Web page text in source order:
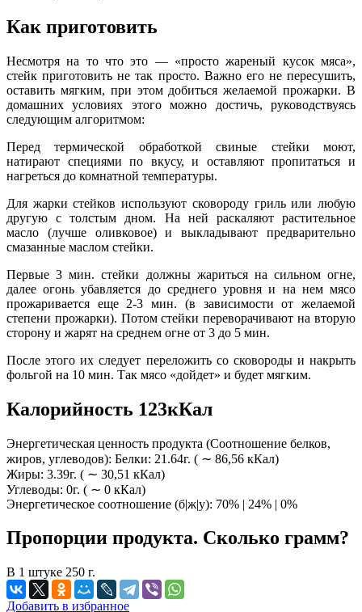
Как приготовить
Несмотря на то что это — «просто жареный кусок мяса»,
стейк приготовить не так просто. Важно его не пересушить,
оставить мягким, при этом добиться желаемой прожарки. В
домашних условиях этого можно достичь, руководствуясь
следующим алгоритмом:
Перед термической обработкой свиные стейки моют,
натирают специями по вкусу, и оставляют пропитаться и
нагреться до комнатной температуры.
Для жарки стейков используют сковороду гриль или любую
другую с толстым дном. На ней раскаляют растительное
масло (лучше оливковое) и выкладывают предварительно
смазанные маслом стейки.
Первые 3 мин. стейки должны жариться на сильном огне,
далее огонь убавляется до среднего уровня и на нем мясо
прожаривается еще 2-3 мин. (в зависимости от желаемой
степени прожарки). Потом стейки переворачивают на вторую
сторону и жарят на среднем огне от 3 до 5 мин.
После этого их следует переложить со сковороды и накрыть
фольгой на 10 мин. Так мясо «дойдет» и будет мягким.
Калорийность 123кКал
Энергетическая ценность продукта (Соотношение белков,
жиров, углеводов): Белки: 21.64г. ( ∼ 86,56 кКал)
Жиры: 3.39г. ( ∼ 30,51 кКал)
Углеводы: 0г. ( ∼ 0 кКал)
Энергетическое соотношение (б|ж|у): 70% | 24% | 0%
Пропорции продукта. Сколько грамм?
В 1 штуке 250 г.
Добавить в избранное